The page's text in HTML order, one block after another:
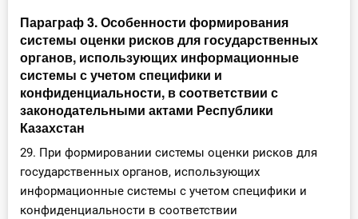
Параграф 3. Особенности формирования
системы оценки рисков для государственных
органов, использующих информационные
системы с учетом специфики и
конфиденциальности, в соответствии с
законодательными актами Республики
Казахстан
29. При формировании системы оценки рисков для
государственных органов, использующих
информационные системы с учетом специфики и
конфиденциальности в соответствии